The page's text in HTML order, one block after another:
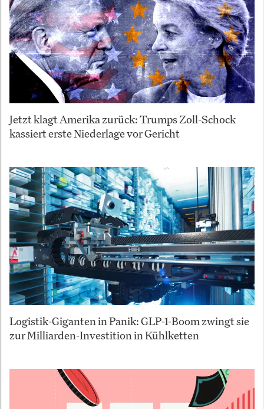
Jetzt klagt Amerika zurück: Trumps Zoll-Schock
kassiert erste Niederlage vor Gericht
Logistik-Giganten in Panik: GLP-1-Boom zwingt sie
zur Milliarden-Investition in Kühlketten